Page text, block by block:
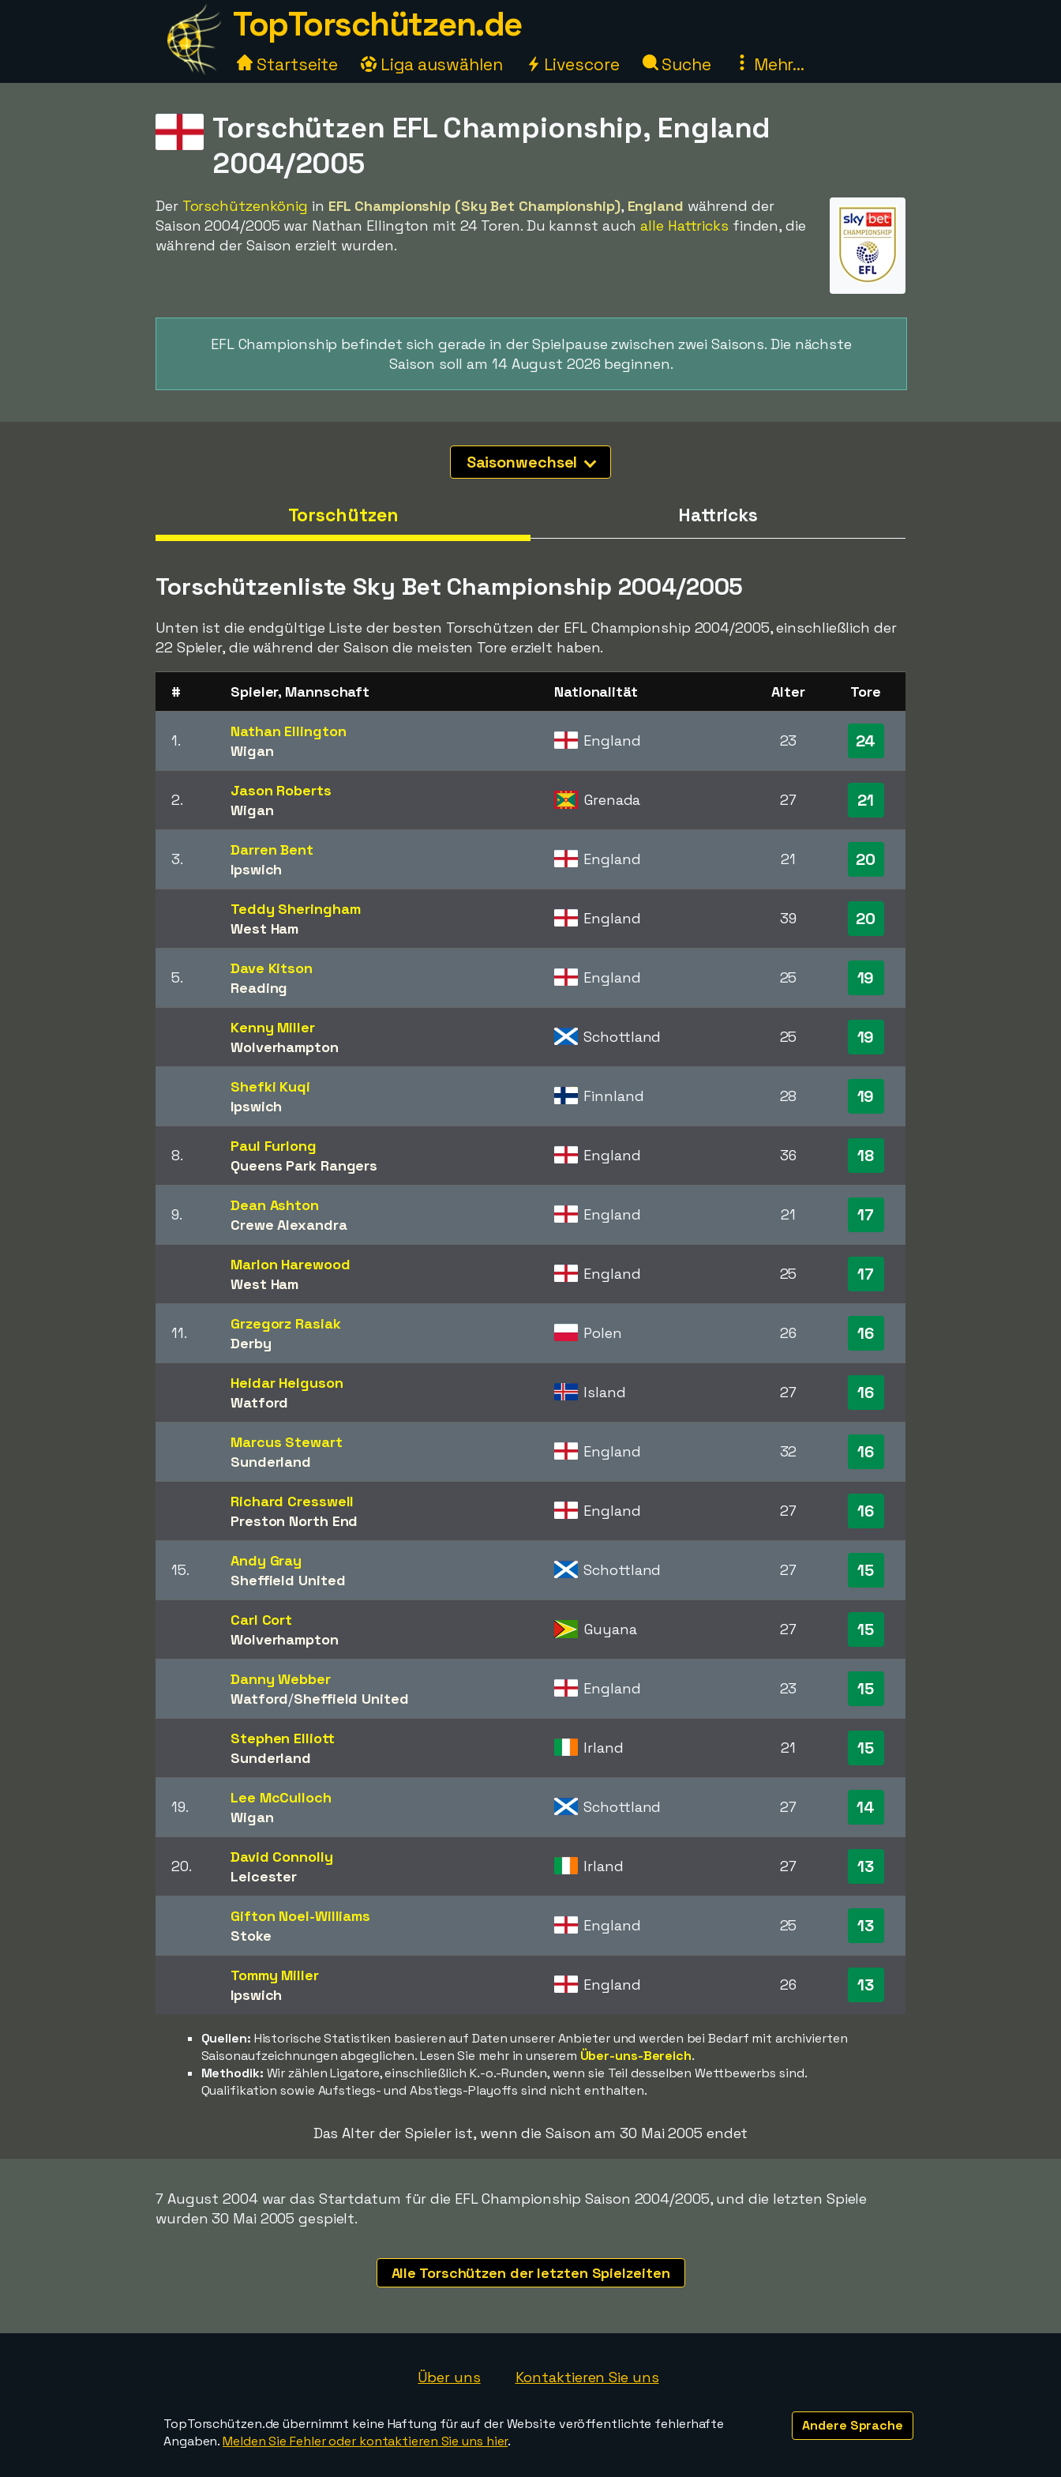
TopTorschützen.de
Startseite Liga auswählen Livescore Suche Mehr...
Torschützen EFL Championship, England
2004/2005
Der Torschützenkönig in EFL Championship (Sky Bet Championship), England während der
Saison 2004/2005 war Nathan Ellington mit 24 Toren. Du kannst auchalle Hattricks finden, die
während der Saison erzielt wurden.
EFL Championship befindet sich gerade in der Spielpause zwischen zwei Saisons. Die nächste
Saison soll am 14 August 2026 beginnen.
Saisonwechsel
Torschützen Hattricks
Torschützenliste Sky Bet Championship 2004/2005
Unten ist die endgültige Liste der besten Torschützen der EFL Championship 2004/2005, einschließlich der
22 Spieler, die während der Saison die meisten Tore erzielt haben.
# Spieler, Mannschaft Nationalität Alter Tore
1.
Nathan Ellington
Wigan
England 23 24
2.
Jason Roberts
Wigan
Grenada 27 21
3.
Darren Bent
Ipswich
England 21 20
Teddy Sheringham
West Ham
England 39 20
5.
Dave Kitson
Reading
England 25 19
Kenny Miller
Wolverhampton
Schottland 25 19
Shefki Kuqi
Ipswich
Finnland 28 19
8.
Paul Furlong
Queens Park Rangers
England 36 18
9.
Dean Ashton
Crewe Alexandra
England 21 17
Marlon Harewood
West Ham
England 25 17
11.
Grzegorz Rasiak
Derby
Polen 26 16
Heidar Helguson
Watford
Island 27 16
Marcus Stewart
Sunderland
England 32 16
Richard Cresswell
Preston North End
England 27 16
15.
Andy Gray
Sheffield United
Schottland 27 15
Carl Cort
Wolverhampton
Guyana 27 15
Danny Webber
Watford/​Sheffield United
England 23 15
Stephen Elliott
Sunderland
Irland 21 15
19.
Lee McCulloch
Wigan
Schottland 27 14
20.
David Connolly
Leicester
Irland 27 13
Gifton Noel-Williams
Stoke
England 25 13
Tommy Miller
Ipswich
England 26 13
Quellen: Historische Statistiken basieren auf Daten unserer Anbieter und werden bei Bedarf mit archivierten
Saisonaufzeichnungen abgeglichen. Lesen Sie mehr in unserem Über-uns-Bereich.
Methodik: Wir zählen Ligatore, einschließlich K.-o.-Runden, wenn sie Teil desselben Wettbewerbs sind.
Qualifikation sowie Aufstiegs- und Abstiegs-Playoffs sind nicht enthalten.
Das Alter der Spieler ist, wenn die Saison am 30 Mai 2005 endet
7 August 2004 war das Startdatum für die EFL Championship Saison 2004/2005, und die letzten Spiele
wurden 30 Mai 2005 gespielt.
Alle Torschützen der letzten Spielzeiten
Über uns Kontaktieren Sie uns
Andere Sprache
TopTorschützen.de übernimmt keine Haftung für auf der Website veröffentlichte fehlerhafte
Angaben.Melden Sie Fehler oder kontaktieren Sie uns hier.